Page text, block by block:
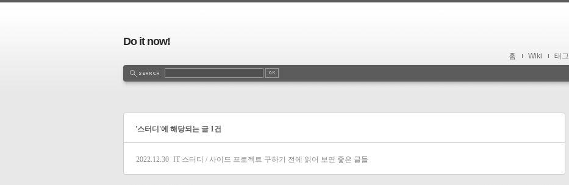
Do it now!
홈 Wiki 태그
'스터디'에 해당되는 글 1건
2022.12.30 IT 스터디 / 사이드 프로젝트 구하기 전에 읽어 보면 좋은 글들